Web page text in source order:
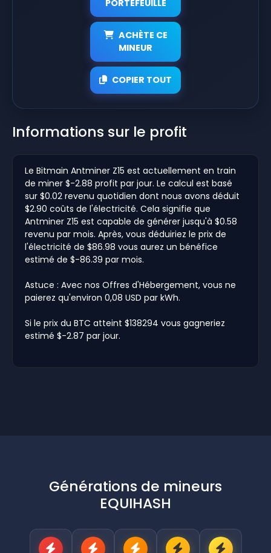
PORTEFEUILLE
ACHÈTE CE
MINEUR
COPIER TOUT
Informations sur le profit
Le Bitmain Antminer Z15 est actuellement en train
de miner $-2.88 profit par jour. Le calcul est basé
sur $0.02 revenu quotidien dont nous avons déduit
$2.90 coûts de l'électricité. Cela signifie que
Antminer Z15 est capable de générer jusqu'à $0.58
revenu par mois. Après, vous déduiriez le prix de
l'électricité de $86.98 vous aurez un bénéfice
estimé de $-86.39 par mois.
Astuce : Avec nos Offres d'Hébergement, vous ne
paierez qu'environ 0,08 USD par kWh.
Si le prix du BTC atteint $138294 vous gagneriez
estimé $-2.87 par jour.
Générations de mineurs
EQUIHASH